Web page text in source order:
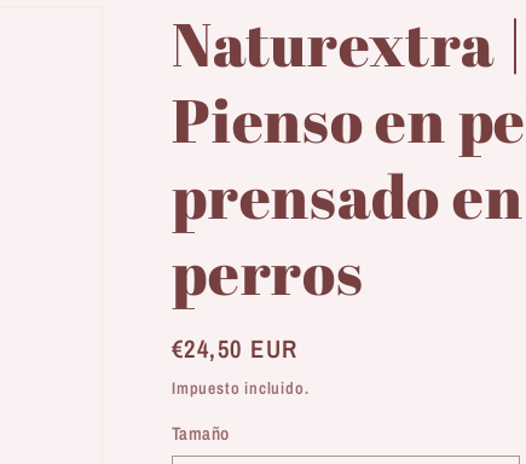
Naturextra
Pienso en
prensado
perros
Precio
habitual
€24,50 EUR
Impuesto incluido.
Tamaño